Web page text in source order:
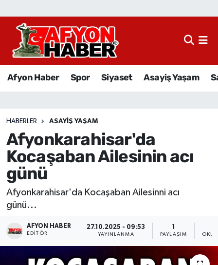
Afyon Haber Spor Siyaset Asayiş Yaşam
HABERLER ASAYIŞ YAŞAM
Afyonkarahisar'da
Kocaşaban Ailesinin acı
günü
Afyonkarahisar'da Kocaşaban Ailesinni acı
günü...
AFYON HABER
EDITÖR
27.10.2025 - 09:53
YAYINLANMA PAYLAŞIM
Afyon Haber
Sağlık
Eğitim
Ekonomi
Magazin
Etkinlikler